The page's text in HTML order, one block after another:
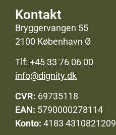
Kontakt
Bryggervangen 55
2100 København Ø
Tlf: +45 33 76 06 00
info@dignity.dk
CVR: 69735118
EAN: 5790000278114
Konto: 4183 4310821209